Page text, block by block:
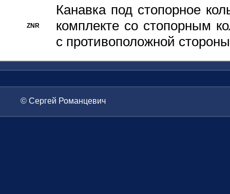
ZNR
Канавка под стопорное
комплекте со стопорным
с противоположной стороны
© Сергей Романцевич